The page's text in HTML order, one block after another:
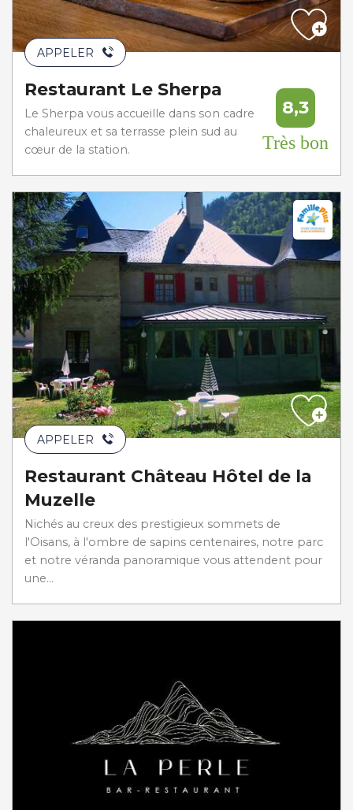
APPELER
Restaurant Le Sherpa
Le Sherpa vous accueille dans son cadre
chaleureux et sa terrasse plein sud au
cœur de la station.
8,3
Très bon
APPELER
Restaurant Château Hôtel de la
Muzelle
Nichés au creux des prestigieux sommets de
l'Oisans, à l'ombre de sapins centenaires, notre parc
et notre véranda panoramique vous attendent pour
une...